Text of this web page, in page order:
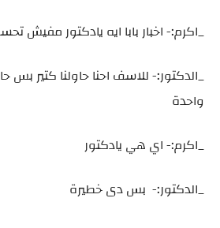
_اكرم:- اخبار بابا ايه يادكتور مفيش
_الدكتور:- للاسف احنا حاولنا كتير بس
واحدة
_اكرم:- اي هي يادكتور
_الدكتور:- بس دى خطيرة